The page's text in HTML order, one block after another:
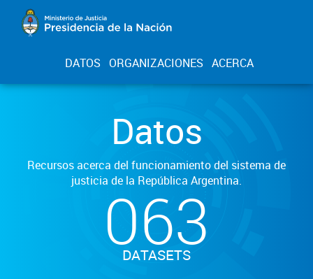
DATOS ORGANIZACIONES ACERCA
Datos
Recursos acerca del funcionamiento del sistema de
justicia de la República Argentina.
063
DATASETS